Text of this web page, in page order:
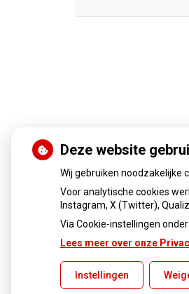
Uw Zorg Online|
Deze website
Wij gebruiken noodzakelijke
Voor analytische cookies
Instagram, X (Twitter),
Via Cookie-instellingen
Lees meer over onze
Instellingen